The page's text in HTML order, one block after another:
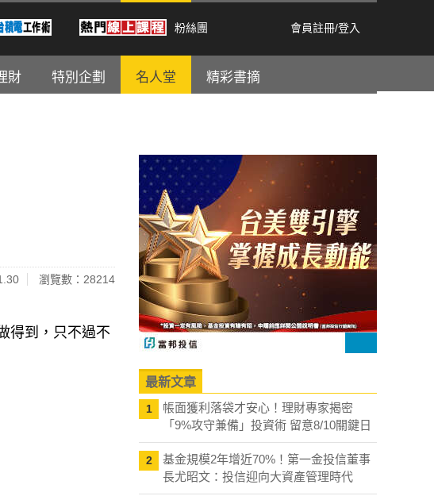
粉絲團 會員註冊/登入
財 特別企劃 名人堂 精彩書摘
瀏覽數：28214
得到，只不過不
最新文章
1
帳面獲利落袋才安心！理財專家揭密
「9%攻守兼備」投資術 留意8/10關鍵日
2
基金規模2年增近70%！第一金投信董事
長尤昭文：投信迎向大資產管理時代